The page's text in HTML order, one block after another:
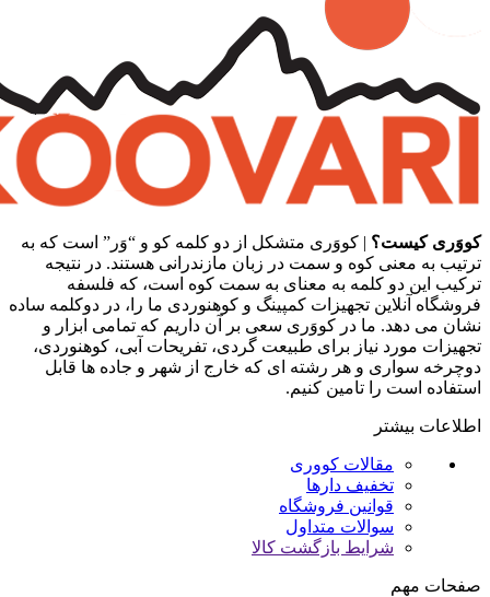
کووَری کیست؟ | کووَری متشکل از دو کلمه کو و “وَر” است که به
ترتیب به معنی کوه و سمت در زبان مازندرانی هستند. در نتیجه
ترکیب این دو کلمه به معنای به سمت کوه است، که فلسفه
فروشگاه آنلاین تجهیزات کمپینگ و کوهنوردی ما را، در دوکلمه ساده
نشان می دهد. ما در کووَری سعی بر آن داریم که تمامی ابزار و
تجهیزات مورد نیاز برای طبیعت گردی، تفریحات آبی، کوهنوردی،
دوچرخه سواری و هر رشته ای که خارج از شهر و جاده ها قابل
استفاده است را تامین کنیم.
اطلاعات بیشتر
مقالات کووری
تخفیف دارها
قوانین فروشگاه
سوالات متداول
شرایط بازگشت کالا
صفحات مهم